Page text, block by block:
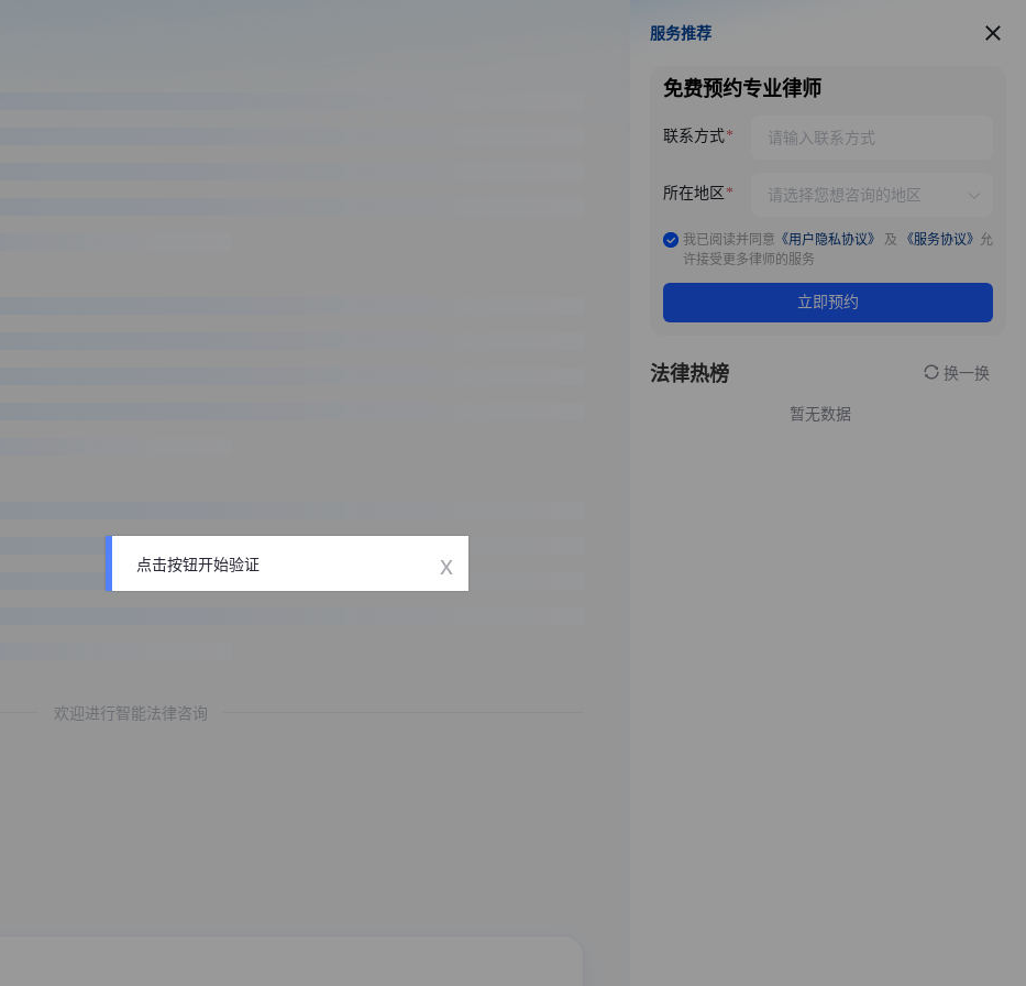
欢迎进行智能法律咨询
服务推荐
服务推荐
免费预约专业律师
联系方式
所在地区
我已阅读并同意 《用户隐私协议》 及 《服务协议》 允
许接受更多律师的服务
立即预约
法律热榜 换一换
暂无数据
点击按钮开始验证 x